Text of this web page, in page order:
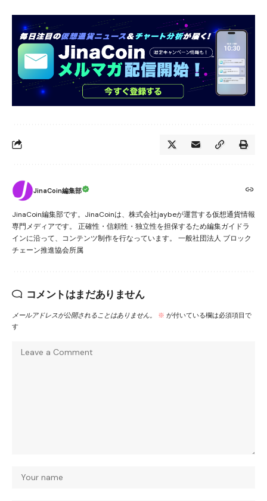
JinaCoin編集部
JinaCoin編集部です。JinaCoinは、株式会社jaybeが運営する仮想通貨情報
専門メディアです。 正確性・信頼性・独立性を担保するため編集ガイドラ
インに沿って、コンテンツ制作を行なっています。 一般社団法人 ブロック
チェーン推進協会所属
コメントはまだありません
メールアドレスが公開されることはありません。 ※ が付いている欄は必須項目で
す